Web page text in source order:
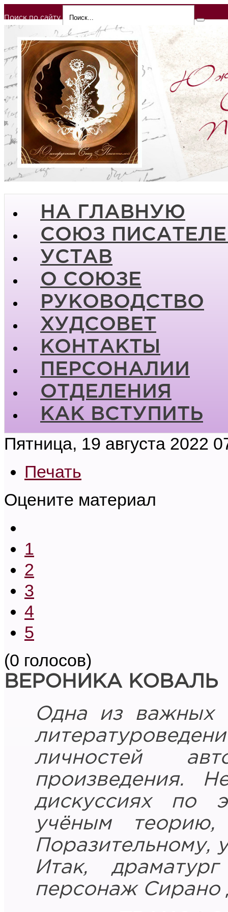
Поиск по сайту
НА ГЛАВНУЮ
СОЮЗ
УСТАВ
О СОЮЗЕ
РУКОВОДСТВО
ХУДСОВЕТ
КОНТАКТЫ
ПЕРСОНАЛИИ
ОТДЕЛЕНИЯ
КАК ВСТУПИТЬ
Пятница, 19 августа 2022
Печать
Оцените материал
1
2
3
4
5
(0 голосов)
ВЕРОНИКА КОВАЛЬ
Одна из важных
личностей
произведения.
дискуссиях по
учёным
Поразительному,
Итак,
персонаж Сирано